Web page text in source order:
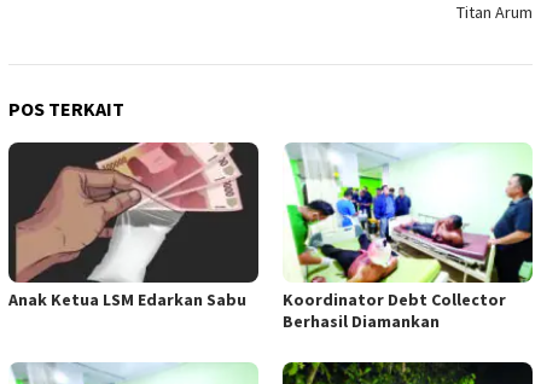
Titan Arum
POS TERKAIT
Anak Ketua LSM Edarkan Sabu
Koordinator Debt Collector
Berhasil Diamankan